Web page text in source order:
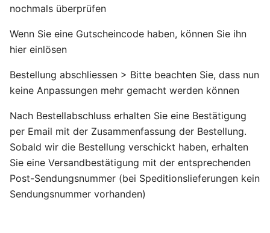
nochmals überprüfen
Wenn Sie eine Gutscheincode haben, können Sie ihn
hier einlösen
Bestellung abschliessen > Bitte beachten Sie, dass nun
keine Anpassungen mehr gemacht werden können
Nach Bestellabschluss erhalten Sie eine Bestätigung
per Email mit der Zusammenfassung der Bestellung.
Sobald wir die Bestellung verschickt haben, erhalten
Sie eine Versandbestätigung mit der entsprechenden
Post-Sendungsnummer (bei Speditionslieferungen kein
Sendungsnummer vorhanden)